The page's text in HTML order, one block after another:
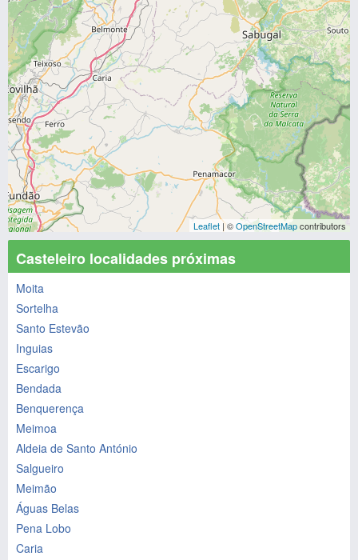
Leaflet| ©OpenStreetMapcontributors
Casteleiro localidades próximas
Moita
Sortelha
Santo Estevão
Inguias
Escarigo
Bendada
Benquerença
Meimoa
Aldeia de Santo António
Salgueiro
Meimão
Águas Belas
Pena Lobo
Caria